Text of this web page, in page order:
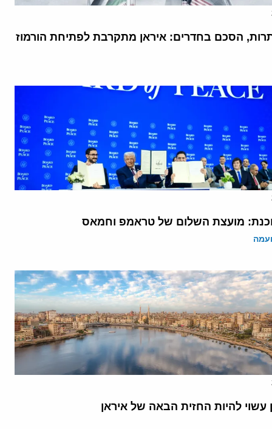
הסכם בחדרים: איראן מתקרבת לפתיחת הורמוז
מועצת השלום של טראמפ וחמאס
עשוי להיות החזית הבאה של איראן